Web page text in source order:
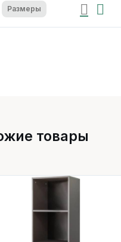
Размеры
товары